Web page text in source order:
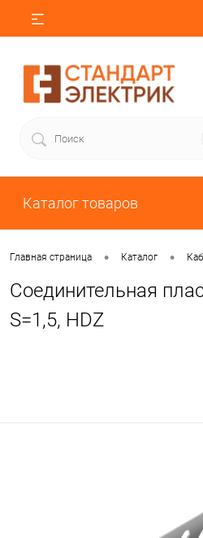
Каталог товаров
Главная страница • Каталог •
Соединительная
S=1,5, HDZ